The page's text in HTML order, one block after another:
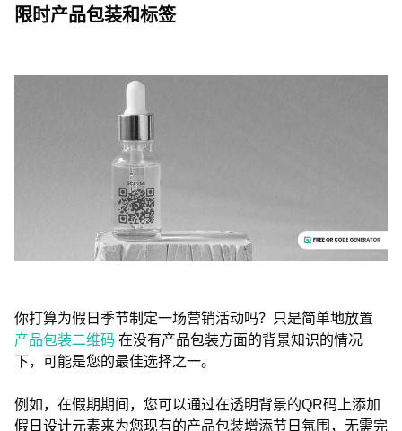
限时产品包装和标签
你打算为假日季节制定一场营销活动吗？只是简单地放置
产品包装二维码 在没有产品包装方面的背景知识的情况
下，可能是您的最佳选择之一。
例如，在假期期间，您可以通过在透明背景的QR码上添加
假日设计元素来为您现有的产品包装增添节日氛围，无需完